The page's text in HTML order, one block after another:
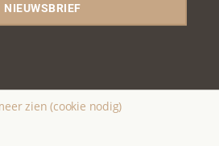
NIEUWSBRIEF
zien (cookie nodig)